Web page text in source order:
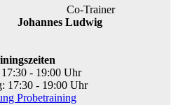
Co-Trainer
Johannes Ludwig
- 19:00 Uhr
17:30 - 19:00 Uhr
Probetraining